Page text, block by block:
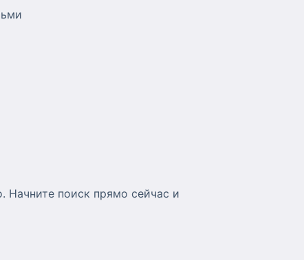
Начните поиск прямо сейчас и